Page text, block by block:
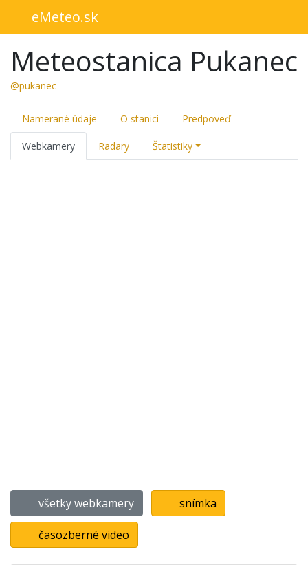
eMeteo.sk
Meteostanica Pukanec
@pukanec
Namerané údaje O stanici Predpoveď
Webkamery Radary Štatistiky
všetky webkamery snímka
časozberné video